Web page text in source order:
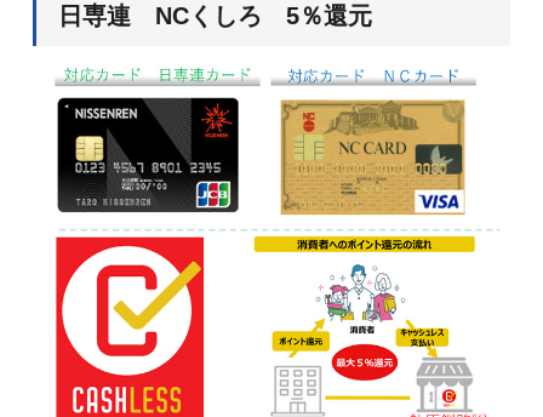
日専連 NCくしろ 5％還元